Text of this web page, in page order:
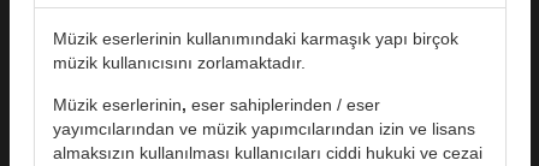
Müzik eserlerinin kullanımındaki karmaşık yapı birçok
müzik kullanıcısını zorlamaktadır.
Müzik eserlerinin, eser sahiplerinden / eser
yayımcılarından ve müzik yapımcılarından izin ve lisans
almaksızın kullanılması kullanıcıları ciddi hukuki ve cezai